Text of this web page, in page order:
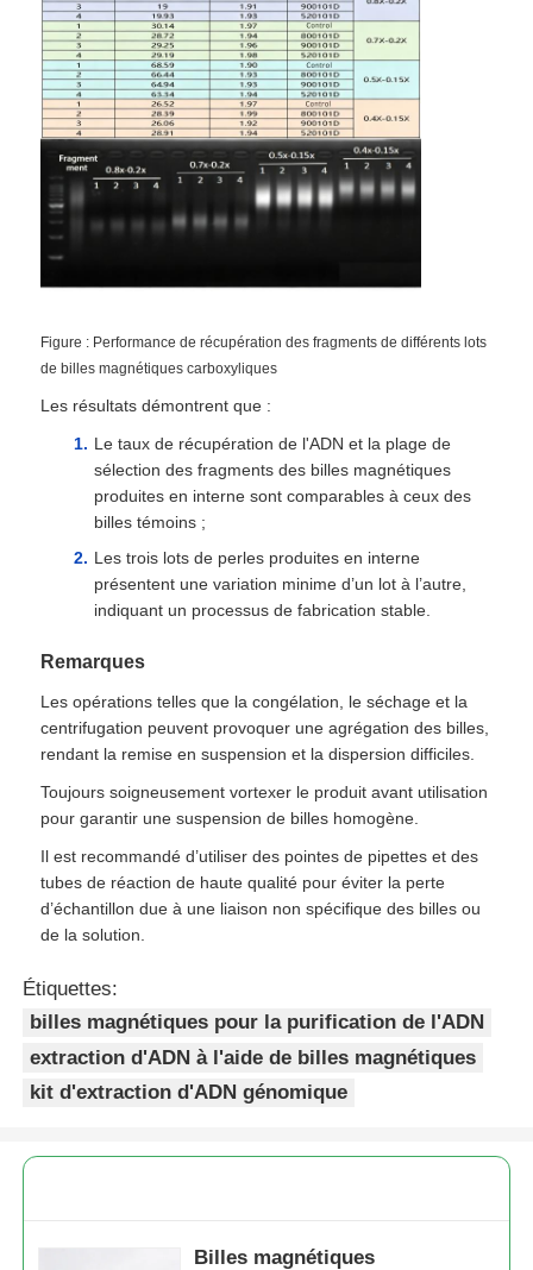
Figure : Performance de récupération des fragments de différents lots
de billes magnétiques carboxyliques
Les résultats démontrent que :
Le taux de récupération de l'ADN et la plage de
sélection des fragments des billes magnétiques
produites en interne sont comparables à ceux des
billes témoins ;
Les trois lots de perles produites en interne
présentent une variation minime d’un lot à l’autre,
indiquant un processus de fabrication stable.
Remarques
Les opérations telles que la congélation, le séchage et la
centrifugation peuvent provoquer une agrégation des billes,
rendant la remise en suspension et la dispersion difficiles.
Toujours soigneusement vortexer le produit avant utilisation
pour garantir une suspension de billes homogène.
Il est recommandé d’utiliser des pointes de pipettes et des
tubes de réaction de haute qualité pour éviter la perte
d’échantillon due à une liaison non spécifique des billes ou
de la solution.
Étiquettes:
billes magnétiques pour la purification de l'ADN
extraction d'ADN à l'aide de billes magnétiques
kit d'extraction d'ADN génomique
Billes magnétiques